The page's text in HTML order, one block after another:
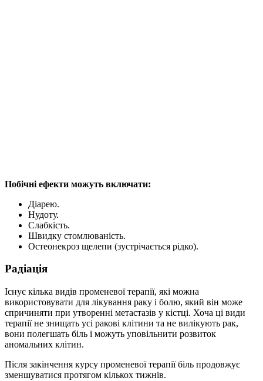
Побічні ефекти можуть включати:
Діарею.
Нудоту.
Слабкість.
Швидку стомлюваність.
Остеонекроз щелепи (зустрічається рідко).
Радіація
Існує кілька видів променевої терапії, які можна
використовувати для лікування раку і болю, який він може
спричиняти при утворенні метастазів у кістці. Хоча ці види
терапії не знищать усі ракові клітини та не вилікують рак,
вони полегшать біль і можуть уповільнити розвиток
аномальних клітин.
Після закінчення курсу променевої терапії біль продовжує
зменшуватися протягом кількох тижнів.